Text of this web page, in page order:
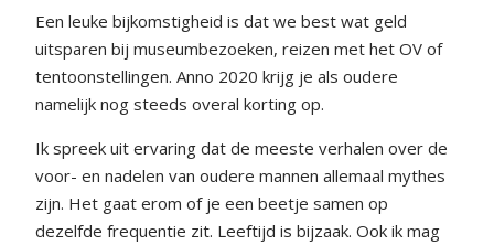
Een leuke bijkomstigheid is dat we best wat geld
uitsparen bij museumbezoeken, reizen met het OV of
tentoonstellingen. Anno 2020 krijg je als oudere
namelijk nog steeds overal korting op.
Ik spreek uit ervaring dat de meeste verhalen over de
voor- en nadelen van oudere mannen allemaal mythes
zijn. Het gaat erom of je een beetje samen op
dezelfde frequentie zit. Leeftijd is bijzaak. Ook ik mag